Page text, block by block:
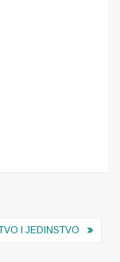
I JEDINSTVO